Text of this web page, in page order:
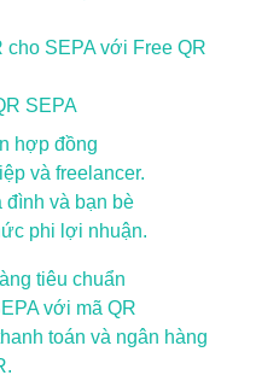
cho SEPA với Free QR
SEPA
hợp đồng
và freelancer.
và bạn bè
phi lợi nhuận.
tiêu chuẩn
với mã QR
toán và ngân hàng